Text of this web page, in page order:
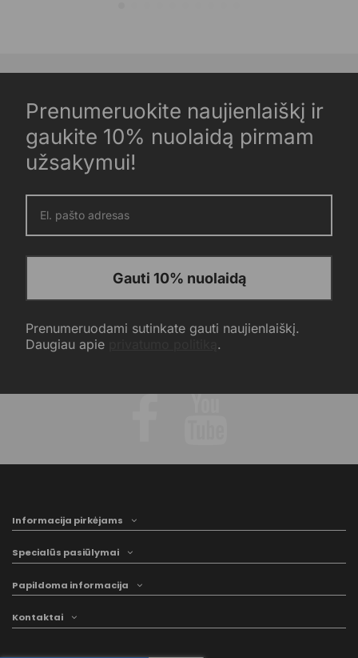
Prenumeruokite naujienlaiškį ir
gaukite 10% nuolaidą pirmam
užsakymui!
Gauti 10% nuolaidą
Prenumeruodami sutinkate gauti naujienlaiškį.
Daugiau apie
.
Informacija pirkėjams
Specialūs pasiūlymai
Papildoma informacija
Kontaktai